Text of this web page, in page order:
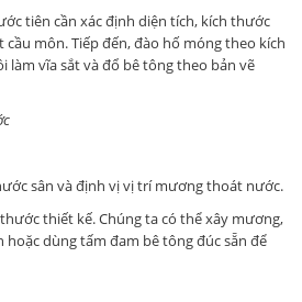
tiên cần xác định diện tích, kích thước
cầu môn. Tiếp đến, đào hố móng theo kích
vĩa sắt và đổ bê tông theo bản vẽ
sân và định vị vị trí mương thoát nước.
thiết kế. Chúng ta có thể xây mương,
dùng tấm đam bê tông đúc sẵn để